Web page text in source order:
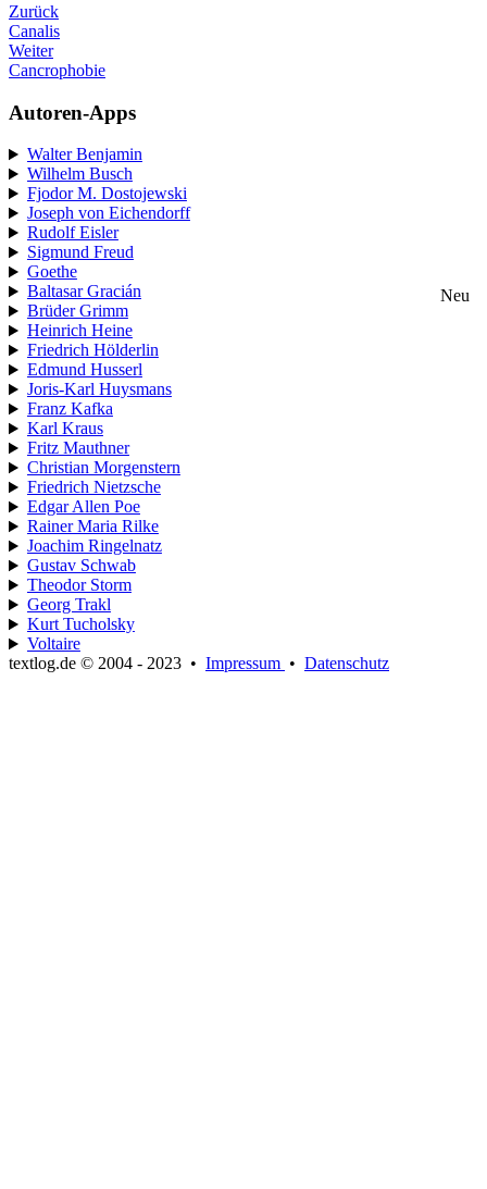
Zurück
Canalis
Weiter
Cancrophobie
Autoren-Apps
Walter Benjamin
Wilhelm Busch
Fjodor M. Dostojewski
Joseph von Eichendorff
Rudolf Eisler
Sigmund Freud
Goethe
Baltasar Gracián
Neu
Brüder Grimm
Heinrich Heine
Friedrich Hölderlin
Edmund Husserl
Joris-Karl Huysmans
Franz Kafka
Karl Kraus
Fritz Mauthner
Christian Morgenstern
Friedrich Nietzsche
Edgar Allen Poe
Rainer Maria Rilke
Joachim Ringelnatz
Gustav Schwab
Theodor Storm
Georg Trakl
Kurt Tucholsky
Voltaire
textlog.de © 2004 - 2023 • Impressum • Datenschutz